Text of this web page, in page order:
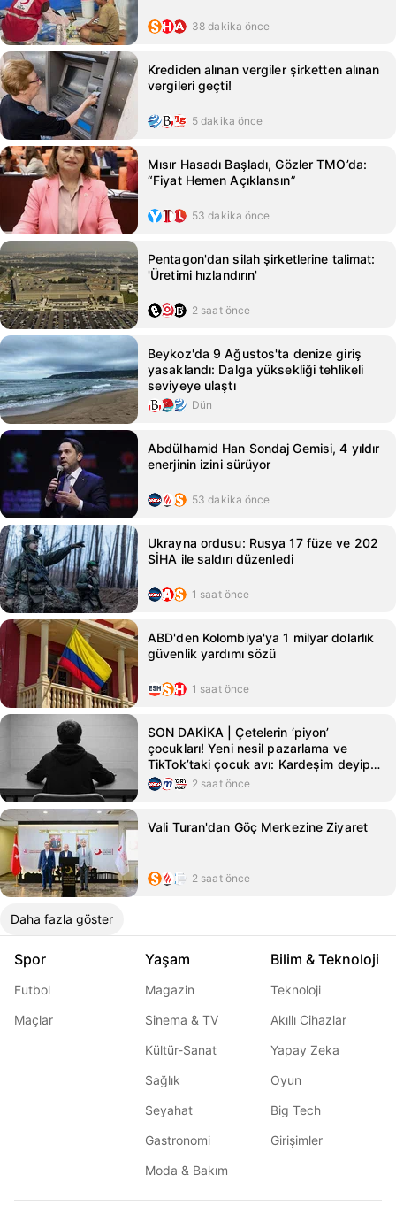
38 dakika önce
Krediden alınan vergiler şirketten alınan
vergileri geçti!
5 dakika önce
Mısır Hasadı Başladı, Gözler TMO’da:
“Fiyat Hemen Açıklansın”
53 dakika önce
Pentagon'dan silah şirketlerine talimat:
'Üretimi hızlandırın'
2 saat önce
Beykoz'da 9 Ağustos'ta denize giriş
yasaklandı: Dalga yüksekliği tehlikeli
seviyeye ulaştı
Dün
Abdülhamid Han Sondaj Gemisi, 4 yıldır
enerjinin izini sürüyor
53 dakika önce
Ukrayna ordusu: Rusya 17 füze ve 202
SİHA ile saldırı düzenledi
1 saat önce
ABD'den Kolombiya'ya 1 milyar dolarlık
güvenlik yardımı sözü
1 saat önce
SON DAKİKA | Çetelerin ‘piyon’
çocukları! Yeni nesil pazarlama ve
TikTok’taki çocuk avı: Kardeşim deyip
ölüme yolladılar
2 saat önce
Vali Turan'dan Göç Merkezine Ziyaret
2 saat önce
Daha fazla göster
Spor
Futbol
Maçlar
Yaşam
Magazin
Sinema & TV
Kültür-Sanat
Sağlık
Seyahat
Gastronomi
Moda & Bakım
Bilim & Teknoloji
Teknoloji
Akıllı Cihazlar
Yapay Zeka
Oyun
Big Tech
Girişimler